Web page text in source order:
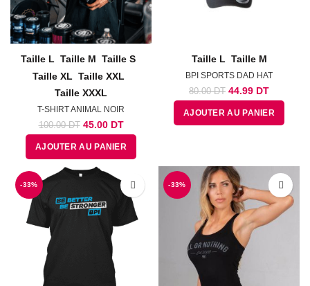
Taille L Taille M Taille S
Taille XL Taille XXL
Taille XXXL
T-SHIRT ANIMAL NOIR
100.00DT Le
prix
initial
était :
100.00
45.00DTLe
prix
actuel
est :
DT.
AJOUTER AU PANIER
Taille L Taille M
BPI SPORTS DAD HAT
80.00DT Le
prix
initial
était :
44.99 DTLe
prix
actuel
est :
AJOUTER AU PANIER
-33% -33%